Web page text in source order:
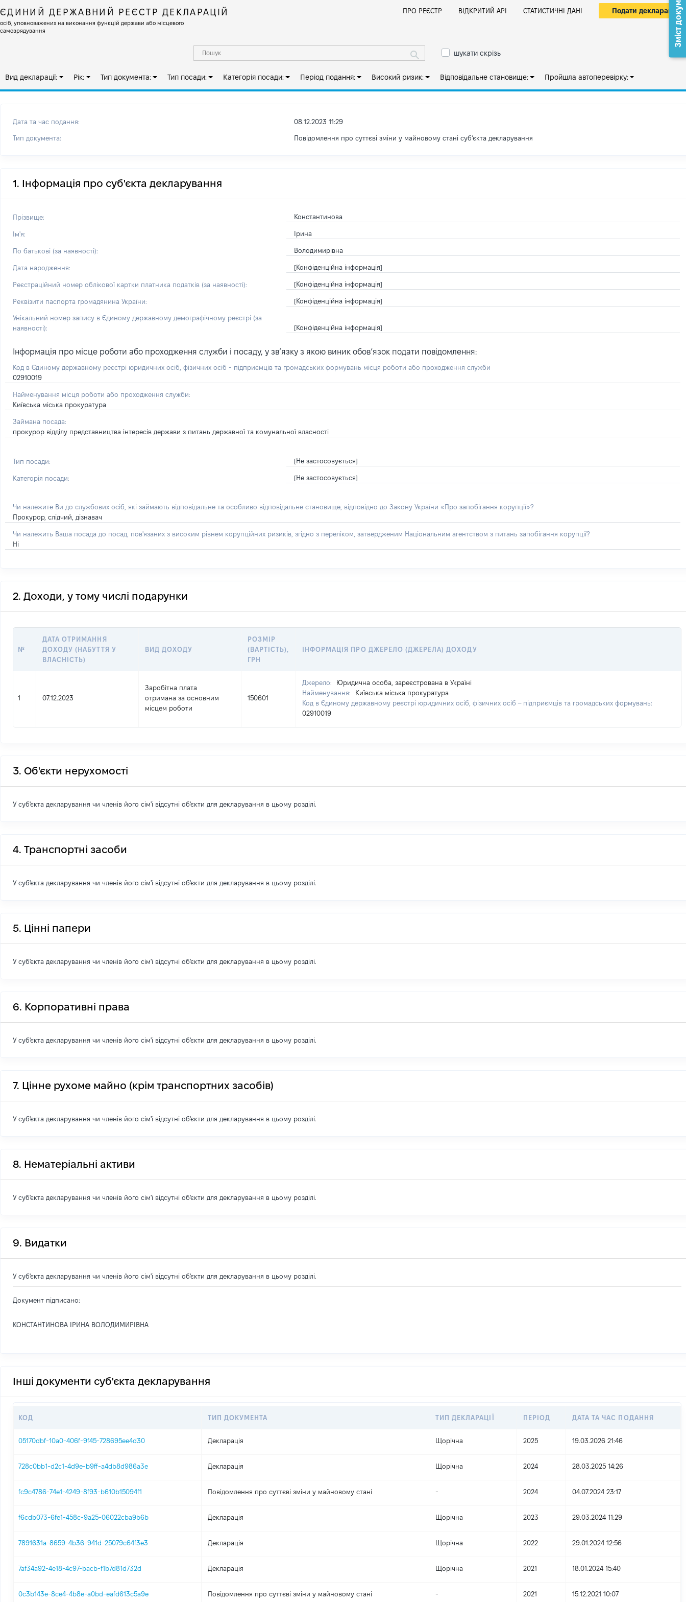
ЄДИНИЙ ДЕРЖАВНИЙ РЕЄСТР ДЕКЛАРАЦІЙ
осіб, уповноважених на виконання функцій держави або місцевого
самоврядування
ПРО РЕЄСТР ВІДКРИТИЙ АРІ СТАТИСТИЧНІ ДАНІ Подати декларацію
шукати скрізь
Вид декларації: Рік: Тип документа: Тип посади: Категорія посади: Період подання: Високий ризик: Відповідальне становище: Пройшла автоперевірку:
Дата та час подання: 08.12.2023 11:29
Тип документа: Повідомлення про суттєві зміни у майновому стані субʼєкта декларування
1. Інформація про суб'єкта декларування
Прізвище: Константинова
Ім'я: Ірина
По батькові (за наявності): Володимирівна
Дата народження: [Конфіденційна інформація]
Реєстраційний номер облікової картки платника податків (за наявності): [Конфіденційна інформація]
Реквізити паспорта громадянина України: [Конфіденційна інформація]
Унікальний номер запису в Єдиному державному демографічному реєстрі (за
наявності):
[Конфіденційна інформація]
Інформація про місце роботи або проходження служби і посаду, у зв’язку з якою виник обов’язок подати повідомлення:
Код в Єдиному державному реєстрі юридичних осіб, фізичних осіб - підприємців та громадських формувань місця роботи або проходження служби
02910019
Найменування місця роботи або проходження служби:
Київська міська прокуратура
Займана посада:
прокурор відділу представництва інтересів держави з питань державної та комунальної власності
Тип посади: [Не застосовується]
Категорія посади: [Не застосовується]
Чи належите Ви до службових осіб, які займають відповідальне та особливо відповідальне становище, відповідно до Закону України «Про запобігання корупції»?
Прокурор, слідчий, дізнавач
Чи належить Ваша посада до посад, пов'язаних з високим рівнем корупційних ризиків, згідно з переліком, затвердженим Національним агентством з питань запобігання корупції?
Ні
2. Доходи, у тому числі подарунки
№
ДАТА ОТРИМАННЯ
ДОХОДУ (НАБУТТЯ У
ВЛАСНІСТЬ)
ВИД ДОХОДУ
РОЗМІР
(ВАРТІСТЬ),
ГРН
ІНФОРМАЦІЯ ПРО ДЖЕРЕЛО (ДЖЕРЕЛА) ДОХОДУ
1 07.12.2023
Заробітна плата
отримана за основним
місцем роботи
150601
Джерело:
Юридична особа, зареєстрована в Україні
Найменування:
Київська міська прокуратура
Код в Єдиному державному реєстрі юридичних осіб, фізичних осіб – підприємців та громадських формувань:
02910019
3. Об'єкти нерухомості
У суб'єкта декларування чи членів його сім'ї відсутні об'єкти для декларування в цьому розділі.
4. Транспортні засоби
У суб'єкта декларування чи членів його сім'ї відсутні об'єкти для декларування в цьому розділі.
5. Цінні папери
У суб'єкта декларування чи членів його сім'ї відсутні об'єкти для декларування в цьому розділі.
6. Корпоративні права
У суб'єкта декларування чи членів його сім'ї відсутні об'єкти для декларування в цьому розділі.
7. Цінне рухоме майно (крім транспортних засобів)
У суб'єкта декларування чи членів його сім'ї відсутні об'єкти для декларування в цьому розділі.
8. Нематеріальні активи
У суб'єкта декларування чи членів його сім'ї відсутні об'єкти для декларування в цьому розділі.
9. Видатки
У суб'єкта декларування чи членів його сім'ї відсутні об'єкти для декларування в цьому розділі.
Документ підписано:
КОНСТАНТИНОВА ІРИНА ВОЛОДИМИРІВНА
Зміст документа
Інші документи суб'єкта декларування
КОД ТИП ДОКУМЕНТА ТИП ДЕКЛАРАЦІЇ ПЕРІОД ДАТА ТА ЧАС ПОДАННЯ
05170dbf-10a0-406f-9f45-728695ee4d30 Декларація Щорічна 2025 19.03.2026 21:46
728c0bb1-d2c1-4d9e-b9ff-a4db8d986a3e Декларація Щорічна 2024 28.03.2025 14:26
fc9c4786-74e1-4249-8f93-b610b15094f1 Повідомлення про суттєві зміни y майновому стані - 2024 04.07.2024 23:17
f6cdb073-6fe1-458c-9a25-06022cba9b6b Декларація Щорічна 2023 29.03.2024 11:29
7891631a-8659-4b36-941d-25079c64f3e3 Декларація Щорічна 2022 29.01.2024 12:56
7af34a92-4e18-4c97-bacb-f1b7d81d732d Декларація Щорічна 2021 18.01.2024 15:40
0c3b143e-8ce4-4b8e-a0bd-eafd613c5a9e Повідомлення про суттєві зміни y майновому стані - 2021 15.12.2021 10:07